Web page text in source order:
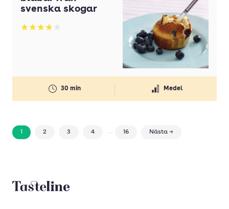
svenska skogar
Betyg: 3.77 av 5
30 min Medel
1 2 3 4 ... 16 Nästa →
Tasteline startsida